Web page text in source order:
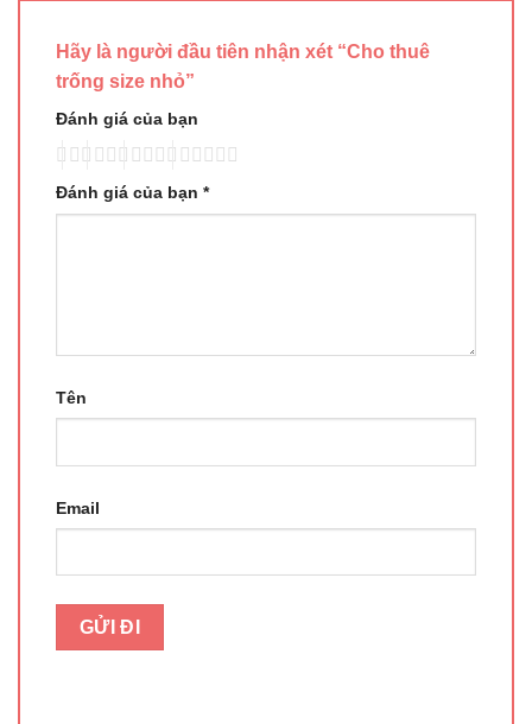
Hãy là người đầu tiên nhận xét “Cho thuê
trống size nhỏ”
Đánh giá của bạn
Đánh giá của bạn *
Tên
Email